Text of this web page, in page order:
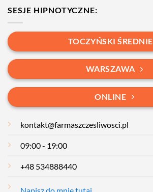
SESJE HIPNOTYCZNE:
TOCZYŃSKI ŚREDNIE
WARSZAWA
ONLINE
kontakt@farmaszczesliwosci.pl
09:00 - 19:00
+48 534888440